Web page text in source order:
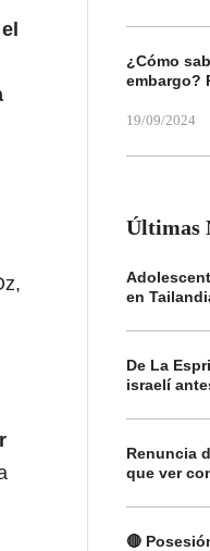
¿Cómo
embargo?
19/09/2024
Últimas
en
De La
israelí
Renuncia
que ver
🔴